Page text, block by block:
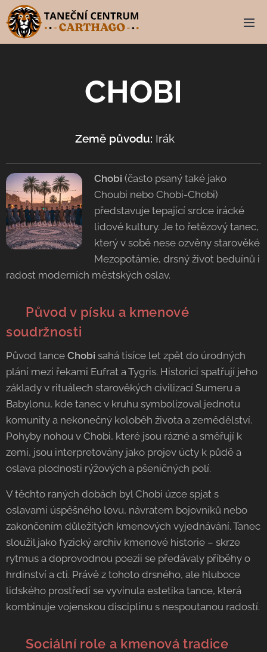
CHOBI
Země původu: Irák 🇮🇶
Chobi (často psaný také jako
Choubi nebo Chobi-Chobi)
představuje tepající srdce irácké
lidové kultury. Je to řetězový tanec,
který v sobě nese ozvěny starověké
Mezopotámie, drsný život beduínů i
radost moderních městských oslav.
Původ v písku a kmenové
soudržnosti
Původ tance Chobi sahá tisíce let zpět do úrodných
plání mezi řekami Eufrat a Tygris. Historici spatřují jeho
základy v rituálech starověkých civilizací Sumeru a
Babylonu, kde tanec v kruhu symbolizoval jednotu
komunity a nekonečný koloběh života a zemědělství.
Pohyby nohou v Chobi, které jsou rázné a směřují k
zemi, jsou interpretovány jako projev úcty k půdě a
oslava plodnosti rýžových a pšeničných polí.
V těchto raných dobách byl Chobi úzce spjat s
oslavami úspěšného lovu, návratem bojovníků nebo
zakončením důležitých kmenových vyjednávání. Tanec
sloužil jako fyzický archiv kmenové historie – skrze
rytmus a doprovodnou poezii se předávaly příběhy o
hrdinství a cti. Právě z tohoto drsného, ale hluboce
lidského prostředí se vyvinula estetika tance, která
kombinuje vojenskou disciplínu s nespoutanou radostí.
🤝 Sociální role a kmenová tradice